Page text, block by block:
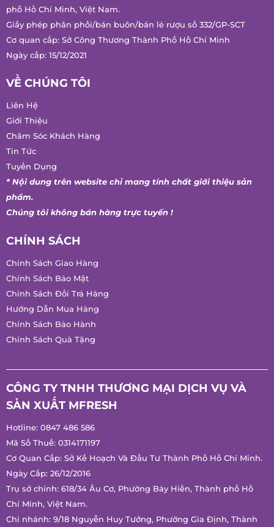
Trụ sở chính: 618/34 Âu Cơ, Phường Bảy Hiền, Thành phố Hồ
Chí Minh, Việt Nam.
Chi nhánh: 9/18 Nguyễn Huy Tưởng, Phường Gia Định, Thành
phố Hồ Chí Minh, Việt Nam.
Cơ quan cấp: Sở Công Thương Thành Phố Hồ Chí Minh
Ngày cấp: 15/12/2021
VỀ CHÚNG TÔI
Liên Hệ
Giới Thiệu
Chăm Sóc Khách Hàng
Tin Tức
Tuyển Dụng
phẩm.
Chúng tôi không bán hàng trực tuyến !
CHÍNH SÁCH
Chính Sách Giao Hàng
Chính Sách Bảo Mật
Chính Sách Đổi Trả Hàng
Chính Sách Bảo Hành
Chính Sách Quà Tặng
CÔNG TY TNHH THƯƠNG MẠI DỊCH VỤ VÀ
SẢN XUẤT MFRESH
Hotline:0847 486 586
Mã Số Thuế: 0314171197
Cơ Quan Cấp: Sở Kế Hoạch Và Đầu Tư Thành Phố Hồ Chí
Minh.